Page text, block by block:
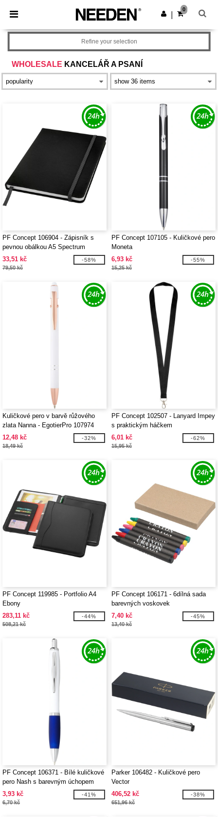
× Aplikace Needen
Lepší ceny v aplikaci!
Stáhnout app
0
WHOLESALE KANCELÁŘ A PSANÍ
Refine your selection
PF Concept 106904 - Zápisník s
pevnou obálkou A5 Spectrum
33,51 kč
79,50 kč
-58%
PF Concept 107105 - Kuličkové pero
Moneta
6,93 kč
15,25 kč
-55%
Kuličkové pero v barvě růžového
zlata Nanna - EgotierPro 107974
12,48 kč
18,49 kč
-32%
PF Concept 102507 - Lanyard Impey
s praktickým háčkem
6,01 kč
15,95 kč
-62%
PF Concept 119985 - Portfolio A4
Ebony
283,11 kč
508,21 kč
-44%
PF Concept 106171 - 6dílná sada
barevných voskovek
7,40 kč
13,40 kč
-45%
PF Concept 106371 - Bílé kuličkové
pero Nash s barevným úchopem
3,93 kč
6,70 kč
-41%
Parker 106482 - Kuličkové pero
Vector
406,52 kč
651,96 kč
-38%